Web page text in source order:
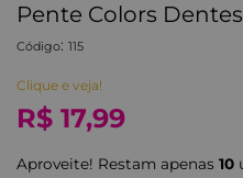
Pente Colors
Código: 115
Clique e veja!
R$ 17,99
Aproveite! Restam apenas 10